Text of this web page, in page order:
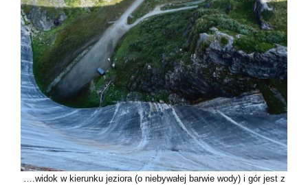
….widok w kierunku jeziora (o niebywałej barwie wody) i gór jest z